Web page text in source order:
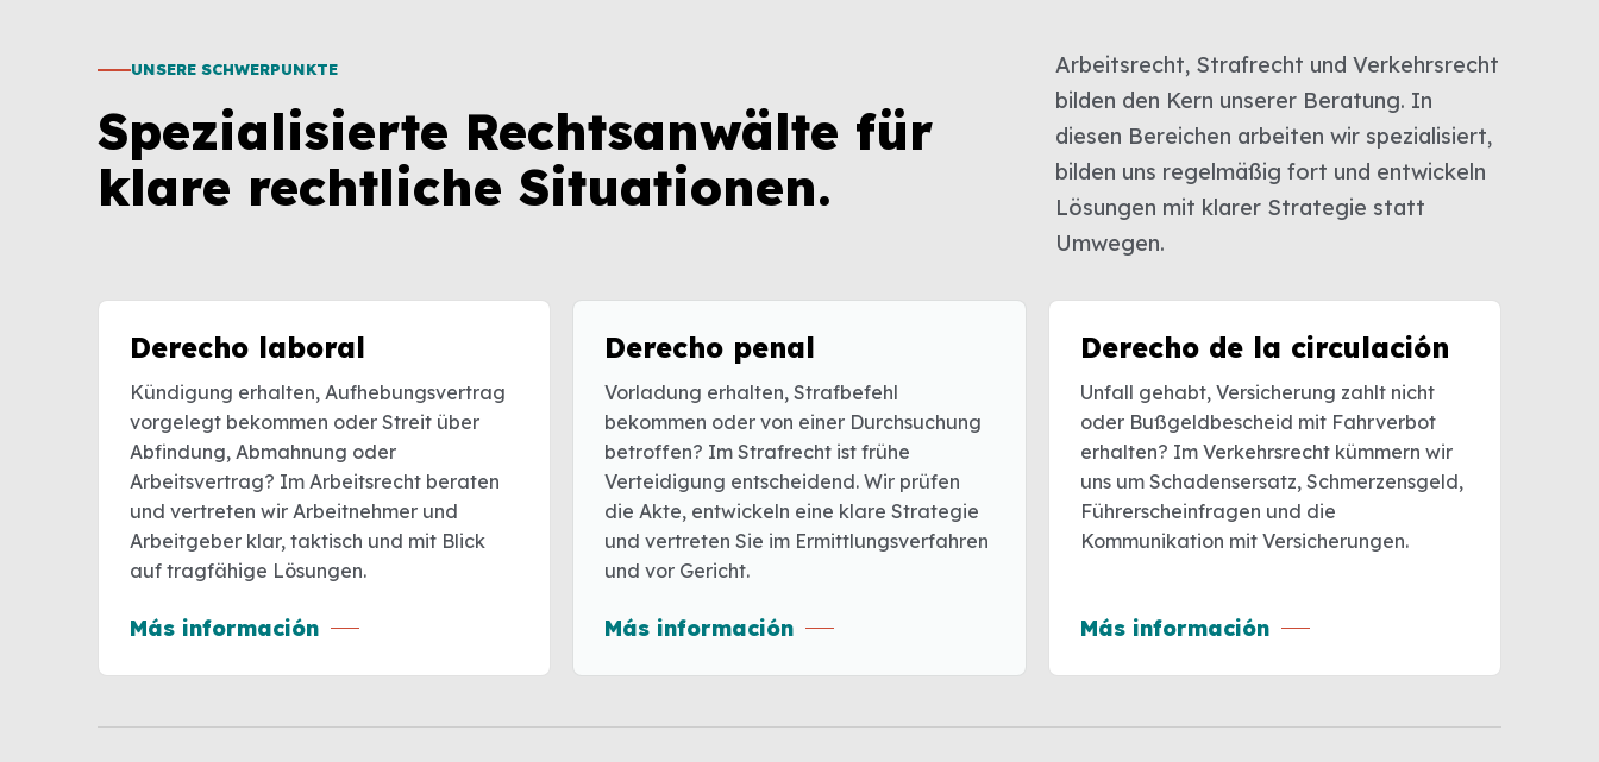
UNSERE SCHWERPUNKTE
Spezialisierte Rechtsanwälte für
klare rechtliche Situationen.
Arbeitsrecht, Strafrecht und Verkehrsrecht
bilden den Kern unserer Beratung. In
diesen Bereichen arbeiten wir spezialisiert,
bilden uns regelmäßig fort und entwickeln
Lösungen mit klarer Strategie statt
Umwegen.
Derecho laboral
Kündigung erhalten, Aufhebungsvertrag
vorgelegt bekommen oder Streit über
Abfindung, Abmahnung oder
Arbeitsvertrag? Im Arbeitsrecht beraten
und vertreten wir Arbeitnehmer und
Arbeitgeber klar, taktisch und mit Blick
auf tragfähige Lösungen.
Más información
Derecho penal
Vorladung erhalten, Strafbefehl
bekommen oder von einer Durchsuchung
betroffen? Im Strafrecht ist frühe
Verteidigung entscheidend. Wir prüfen
die Akte, entwickeln eine klare Strategie
und vertreten Sie im Ermittlungsverfahren
und vor Gericht.
Más información
Derecho de la circulación
Unfall gehabt, Versicherung zahlt nicht
oder Bußgeldbescheid mit Fahrverbot
erhalten? Im Verkehrsrecht kümmern wir
uns um Schadensersatz, Schmerzensgeld,
Führerscheinfragen und die
Kommunikation mit Versicherungen.
Más información